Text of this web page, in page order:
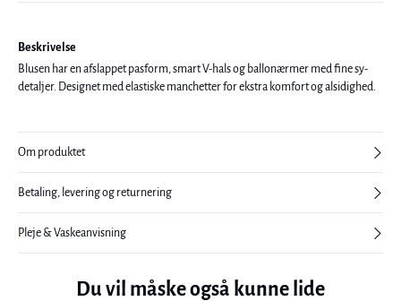
Beskrivelse
Blusen har en afslappet pasform, smart V-hals og ballonærmer med fine sy-
detaljer. Designet med elastiske manchetter for ekstra komfort og alsidighed.
Om produktet
Betaling, levering og returnering
Pleje & Vaskeanvisning
Du vil måske også kunne lide